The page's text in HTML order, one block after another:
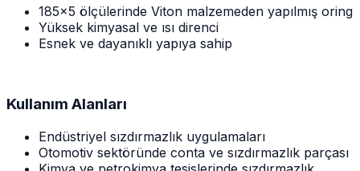
185x5 ölçülerinde Viton malzemeden yapılmış oring
Yüksek kimyasal ve ısı direnci
Esnek ve dayanıklı yapıya sahip
Kullanım Alanları
Endüstriyel sızdırmazlık uygulamaları
Otomotiv sektöründe conta ve sızdırmazlık parçası